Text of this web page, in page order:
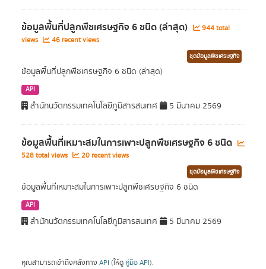
ข้อมูลพื้นที่ปลูกพืชเศรษฐกิจ 6 ชนิด (ล่าสุด)
944 total
views
46 recent views
ชุดข้อมูลพืชเศรษฐกิจ
ข้อมูลพื้นที่ปลูกพืชเศรษฐกิจ 6 ชนิด (ล่าสุด)
API
สำนักนวัตกรรมเทคโนโลยีภูมิสารสนเทศ 5 มีนาคม 2569
ข้อมูลพื้นที่เหมาะสมในการเพาะปลูกพืชเศรษฐกิจ 6 ชนิด
528 total views 20 recent views
ชุดข้อมูลพืชเศรษฐกิจ
ข้อมูลพื้นที่เหมาะสมในการเพาะปลูกพืชเศรษฐกิจ 6 ชนิด
API
สำนักนวัตกรรมเทคโนโลยีภูมิสารสนเทศ 5 มีนาคม 2569
คุณสามารถเข้าถึงคลังทาง API (ให้ดู คู่มือ API).